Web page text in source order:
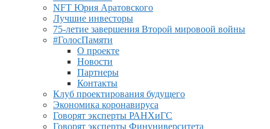
NFT Юрия Аратовского
Лучшие инвесторы
75-летие завершения Второй мировоой войны
#ГолосПамяти
О проекте
Новости
Партнеры
Контакты
Клуб проектирования будущего
Экономика коронавируса
Говорят эксперты РАНХиГС
Говорят эксперты Финуниверситета